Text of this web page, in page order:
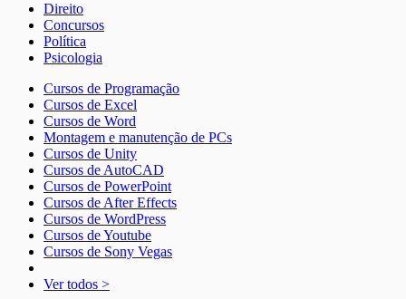
Direito
Concursos
Política
Psicologia
Cursos de Programação
Cursos de Excel
Cursos de Word
Montagem e manutenção de PCs
Cursos de Unity
Cursos de AutoCAD
Cursos de PowerPoint
Cursos de After Effects
Cursos de WordPress
Cursos de Youtube
Cursos de Sony Vegas
Ver todos >